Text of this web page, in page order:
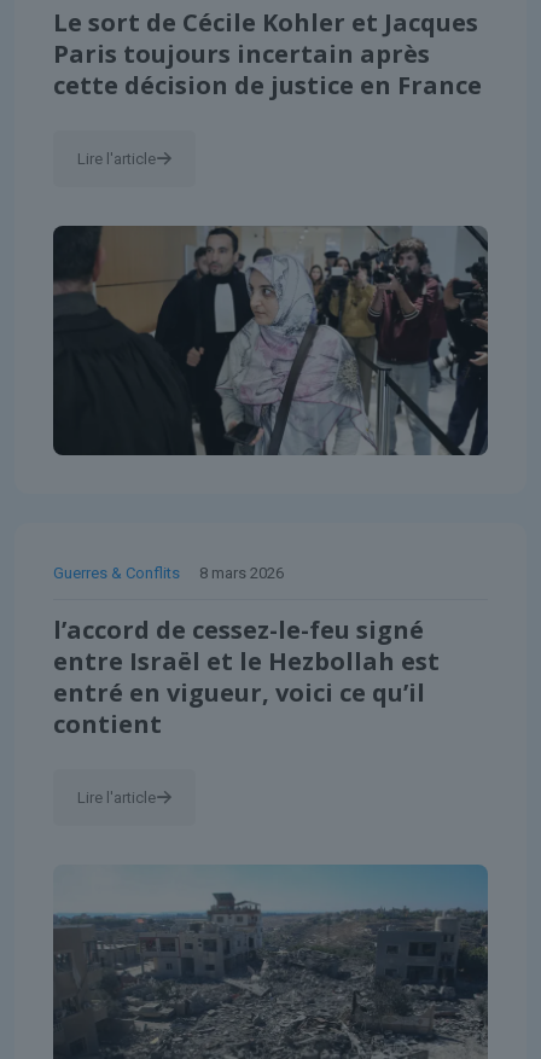
Le sort de Cécile Kohler et Jacques
Paris toujours incertain après
cette décision de justice en France
Lire l'article
Guerres & Conflits 8 mars 2026
l’accord de cessez-le-feu signé
entre Israël et le Hezbollah est
entré en vigueur, voici ce qu’il
contient
Lire l'article